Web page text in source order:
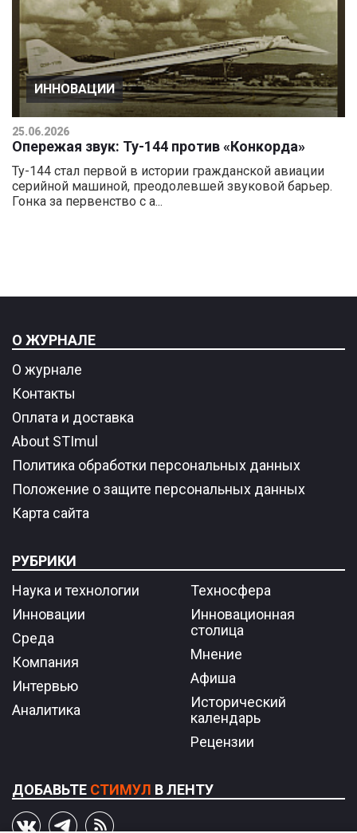
ИННОВАЦИИ
25.06.2026
Опережая звук: Ту-144 против «Конкорда»
Ту-144 стал первой в истории гражданской авиации
серийной машиной, преодолевшей звуковой барьер.
Гонка за первенство с а...
О ЖУРНАЛЕ
О журнале
Контакты
Оплата и доставка
About STImul
Политика обработки персональных данных
Положение о защите персональных данных
Карта сайта
РУБРИКИ
Наука и технологии
Инновации
Среда
Компания
Интервью
Аналитика
Техносфера
Инновационная
столица
Мнение
Афиша
Исторический
календарь
Рецензии
ДОБАВЬТЕ СТИМУЛ В ЛЕНТУ